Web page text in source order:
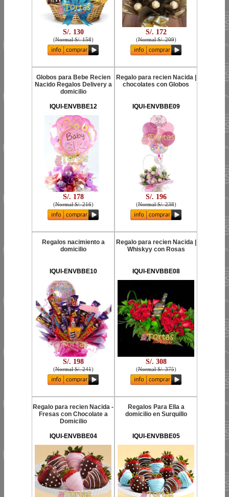
S/. 130
(Normal S/. 158)
S/. 172
(Normal S/. 209)
Globos para Bebe Recien
Nacido Regalos Delivery a
domicilio
IQUI-ENVBBE12
S/. 178
(Normal S/. 216)
Regalo para recien Nacida |
chocolates con Globos
IQUI-ENVBBE09
S/. 196
(Normal S/. 238)
Regalos nacimiento a
domicilio
IQUI-ENVBBE10
S/. 198
(Normal S/. 241)
Regalo para recien Nacida |
Whiskyy con Rosas
IQUI-ENVBBE08
S/. 308
(Normal S/. 375)
Regalo para recien Nacida -
Fresas con Chocolate a
Domicilio
IQUI-ENVBBE04
Regalos Para Ella a
domicilio en Surquillo
IQUI-ENVBBE05